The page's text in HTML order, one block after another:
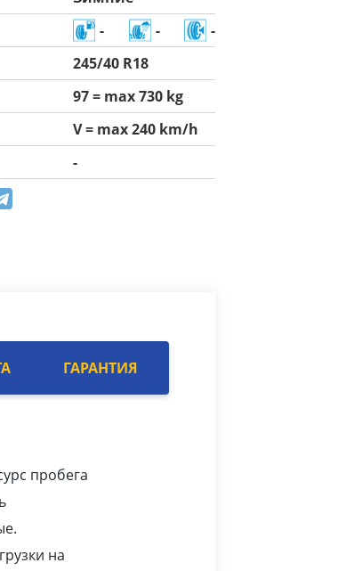
- -
-
245/40 R18
97 = max 730 kg
V = max 240 km/h
-
ГАРАНТИЯ
пробега
на